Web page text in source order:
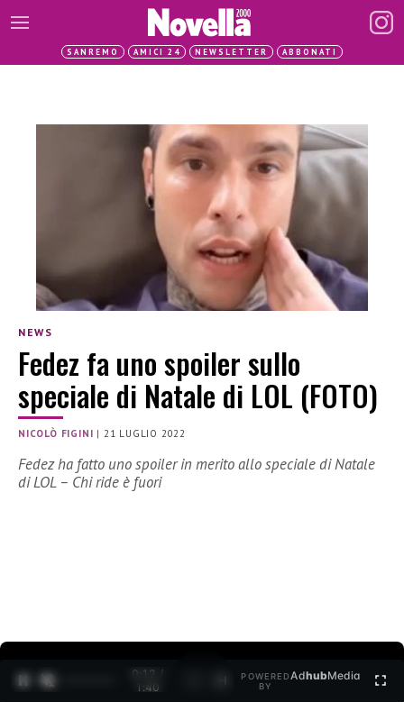
SANREMO AMICI 24 NEWSLETTER ABBONATI
NEWS
Fedez fa uno spoiler sullo
speciale di Natale di LOL (FOTO)
NICOLÒ FIGINI | 21 LUGLIO 2022
Fedez ha fatto uno spoiler in merito allo speciale di Natale
di LOL – Chi ride è fuori
0:13 /
1:40
POWERED
BY
AdhubMedia